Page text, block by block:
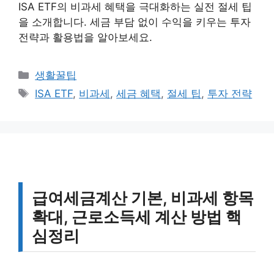
ISA ETF의 비과세 혜택을 극대화하는 실전 절세 팁
을 소개합니다. 세금 부담 없이 수익을 키우는 투자
전략과 활용법을 알아보세요.
카
테
생활꿀팁
태
ISA ETF, 비과세 ,세금 혜택, 절세 팁, 투자 전략
급여세금계산 기본, 비과세 항목
확대, 근로소득세 계산 방법 핵
심정리